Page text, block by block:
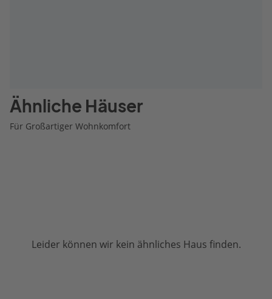
Ähnliche Häuser
Für Großartiger Wohnkomfort
Leider können wir kein ähnliches Haus finden.